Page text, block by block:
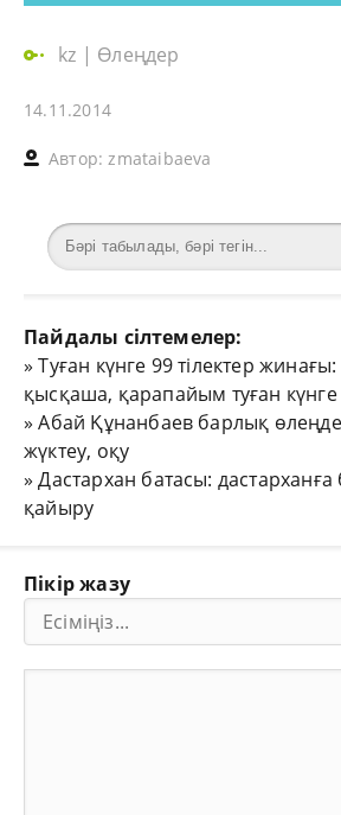
kz | Өлеңдер
14.11.2014
Автор: zmataibaeva
Пайдалы сілтемелер:
»Туған күнге 99 тілектер
қысқаша, қарапайым туған күнге
»Абай Құнанбаев барлық
жүктеу, оқу
»Дастархан батасы: дастарханға
қайыру
Пікір жазу